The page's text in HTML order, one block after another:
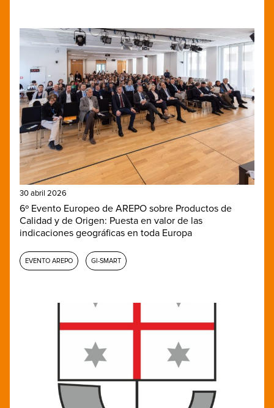
30 abril 2026
6º Evento Europeo de AREPO sobre Productos de
Calidad y de Origen: Puesta en valor de las
indicaciones geográficas en toda Europa
EVENTO AREPO GI-SMART